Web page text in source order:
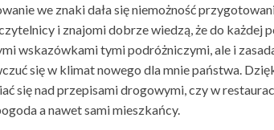
we znaki dała się niemożność
i znajomi dobrze wiedzą, że do każdej
wskazówkami tymi podróżniczymi, ale i
się w klimat nowego dla mnie państwa.
się nad przepisami drogowymi, czy w
a nawet sami mieszkańcy.